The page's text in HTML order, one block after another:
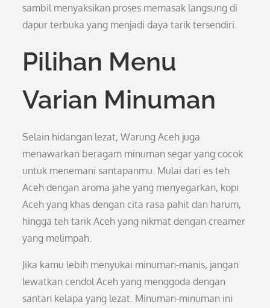
sambil menyaksikan proses memasak langsung di
dapur terbuka yang menjadi daya tarik tersendiri.
Pilihan Menu
Varian Minuman
Selain hidangan lezat, Warung Aceh juga
menawarkan beragam minuman segar yang cocok
untuk menemani santapanmu. Mulai dari es teh
Aceh dengan aroma jahe yang menyegarkan, kopi
Aceh yang khas dengan cita rasa pahit dan harum,
hingga teh tarik Aceh yang nikmat dengan creamer
yang melimpah.
Jika kamu lebih menyukai minuman-manis, jangan
lewatkan cendol Aceh yang menggoda dengan
santan kelapa yang lezat. Minuman-minuman ini